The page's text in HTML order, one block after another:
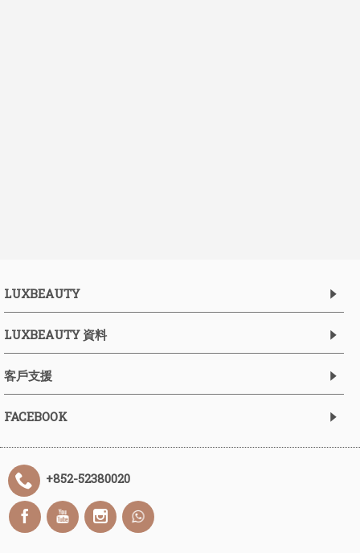
LUXBEAUTY
LUXBEAUTY 資料
客戶支援
FACEBOOK
+852-52380020